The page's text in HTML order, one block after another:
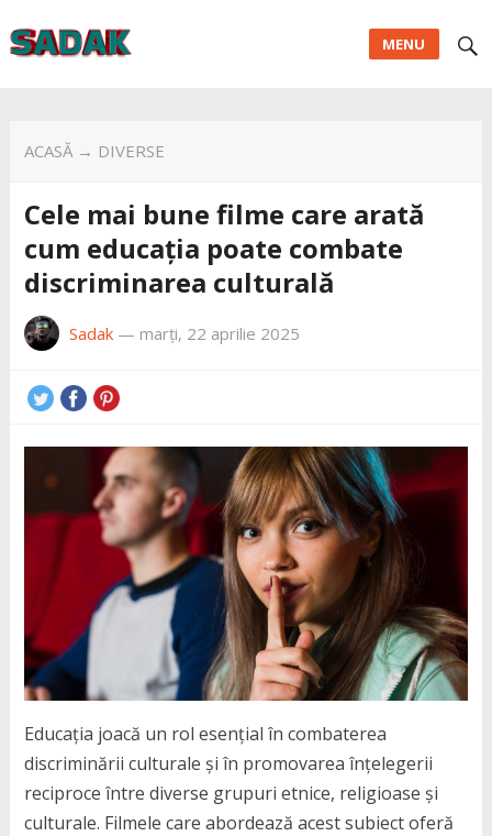
MENU
ACASĂ→ DIVERSE
Cele mai bune filme care arată
cum educația poate combate
discriminarea culturală
Sadak— marți, 22 aprilie 2025
Educația joacă un rol esențial în combaterea
discriminării culturale și în promovarea înțelegerii
reciproce între diverse grupuri etnice, religioase și
culturale. Filmele care abordează acest subiect oferă